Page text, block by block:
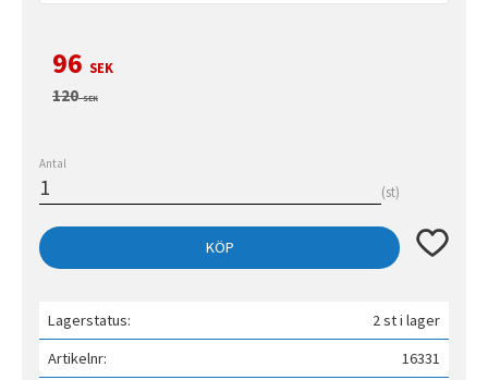
Nedsatt pris:
96 SEK
Ordinarie pris:
120SEK
Antal
st
KÖP Lägg till
Lagerstatus
2 st i lager
Artikelnr
16331